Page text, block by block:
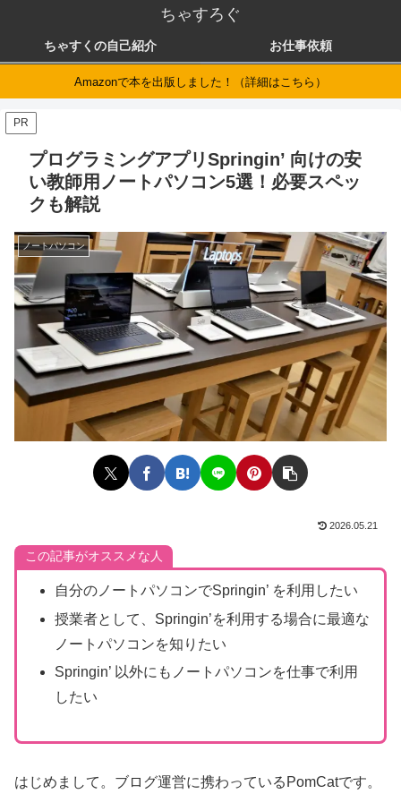
ちゃすろぐ
ちゃすくの自己紹介 お仕事依頼
Amazonで本を出版しました！（詳細はこちら）
PR
プログラミングアプリSpringin’ 向けの安
い教師用ノートパソコン5選！必要スペッ
クも解説
ノートパソコン
2026.05.21
この記事がオススメな人
自分のノートパソコンでSpringin’ を利用したい
授業者として、Springin’を利用する場合に最適な
ノートパソコンを知りたい
Springin’ 以外にもノートパソコンを仕事で利用
したい
はじめまして。ブログ運営に携わっているPomCatです。